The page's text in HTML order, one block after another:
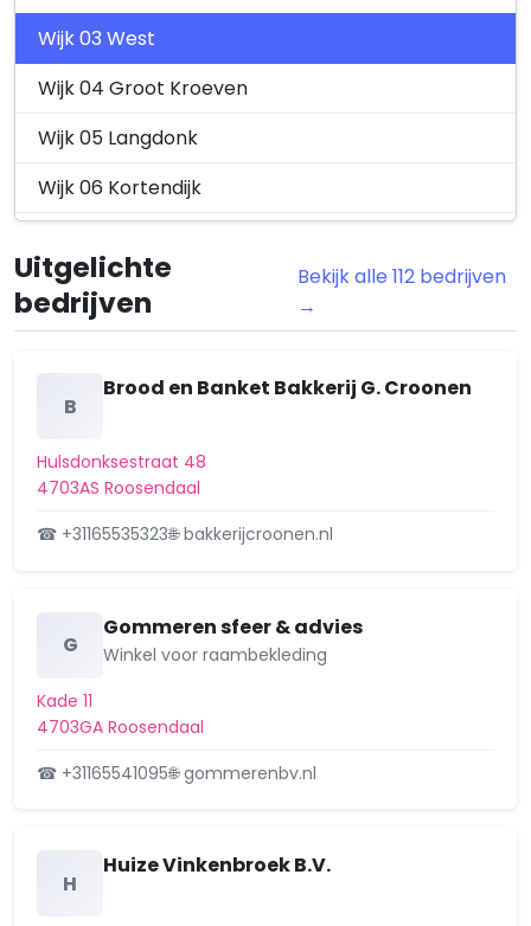
Wijk 03 West
Wijk 04 Groot Kroeven
Wijk 05 Langdonk
Wijk 06 Kortendijk
Wijk 08 Industriegebieden
Wijk 10 Nispen
Wijk 11 Wouw
Wijk 13 Moerstraten
Wijk 14 Wouwse Plantage
Uitgelichte
bedrijven
Bekijk alle 112 bedrijven
→
B
Brood en Banket Bakkerij G. Croonen
Hulsdonksestraat 48
4703AS Roosendaal
☎ +31165535323🌐 bakkerijcroonen.nl
G
Gommeren sfeer & advies
Winkel voor raambekleding
Kade 11
4703GA Roosendaal
☎ +31165541095🌐 gommerenbv.nl
H
Huize Vinkenbroek B.V.